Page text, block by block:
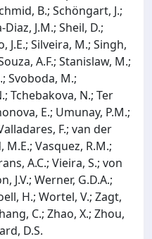
B.; Schöngart, J.;
J.M.; Sheil, D.;
J.E.; Silveira, M.; Singh,
A.F.; Stanislaw, M.;
Svoboda, M.;
Tchebakova, N.; Ter
E.; Umunay, P.M.;
F.; van der
M.E.; Vasquez, R.M.;
A.C.; Vieira, S.; von
J.V.; Werner, G.D.A.;
H.; Wortel, V.; Zagt,
C.; Zhao, X.; Zhou,
D.S.